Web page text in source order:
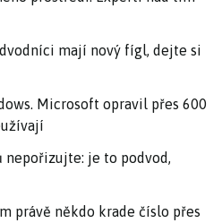
mají nový fígl, dejte si
Microsoft opravil přes 600
je to podvod,
právě někdo krade číslo přes